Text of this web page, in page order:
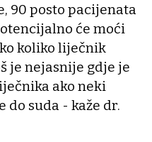
90 posto pacijenata
će moći
koliko liječnik
je nejasnije gdje je
ako neki
suda - kaže dr.